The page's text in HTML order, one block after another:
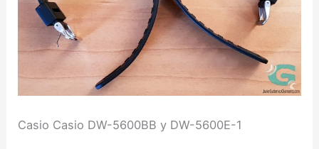
Casio Casio DW-5600BB y DW-5600E-1